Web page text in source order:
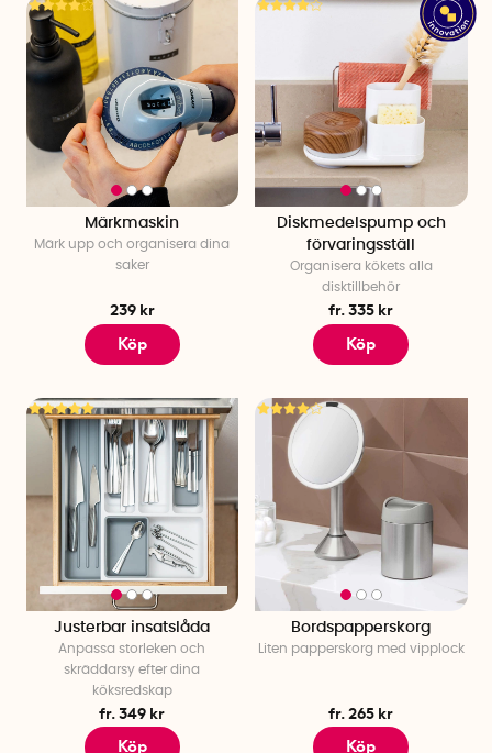
Märkmaskin
Märk upp och organisera dina
saker
239 kr
Köp
Diskmedelspump och
förvaringsställ
Organisera kökets alla
disktillbehör
fr. 335 kr
Köp
Justerbar insatslåda
Anpassa storleken och
skräddarsy efter dina
köksredskap
fr. 349 kr
Köp
Bordspapperskorg
Liten papperskorg med vipplock
fr. 265 kr
Köp